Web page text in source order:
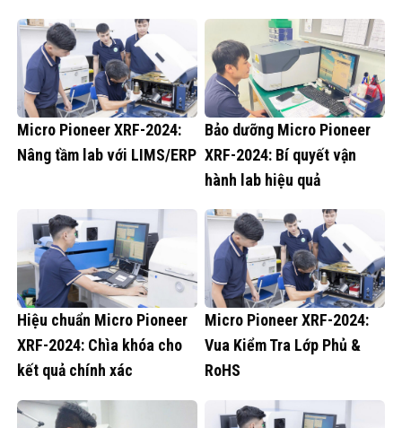
Micro Pioneer XRF-2024:
Nâng tầm lab với LIMS/ERP
Bảo dưỡng Micro Pioneer
XRF-2024: Bí quyết vận
hành lab hiệu quả
Hiệu chuẩn Micro Pioneer
XRF-2024: Chìa khóa cho
kết quả chính xác
Micro Pioneer XRF-2024:
Vua Kiểm Tra Lớp Phủ &
RoHS